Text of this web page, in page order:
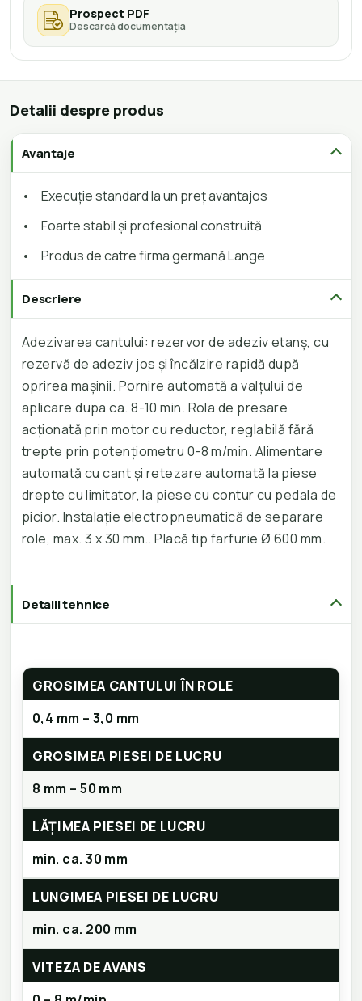
Prospect PDF
Descarcă documentația
Detalii despre produs
Avantaje
•
Execuție standard la un preț avantajos
•
Foarte stabil și profesional construită
•
Produs de catre firma germană Lange
Descriere
Adezivarea cantului: rezervor de adeziv etanș, cu
rezervă de adeziv jos și încălzire rapidă după
oprirea mașinii. Pornire automată a valțului de
aplicare dupa ca. 8-10 min. Rola de presare
acționată prin motor cu reductor, reglabilă fără
trepte prin potențiometru 0-8 m/min. Alimentare
automată cu cant și retezare automată la piese
drepte cu limitator, la piese cu contur cu pedala de
picior. Instalație electropneumatică de separare
role, max. 3 x 30 mm.. Placă tip farfurie Ø 600 mm.
Detalii tehnice
GROSIMEA CANTULUI ÎN ROLE
0,4 mm – 3,0 mm
GROSIMEA PIESEI DE LUCRU
8 mm – 50 mm
LĂȚIMEA PIESEI DE LUCRU
min. ca. 30 mm
LUNGIMEA PIESEI DE LUCRU
min. ca. 200 mm
VITEZA DE AVANS